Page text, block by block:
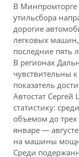
В Минпромторге
утильсбора
дорогие
легковых
последние пять
В регионах
чувствительны
показатель
Автостат
статистику:
объемом до
январе —
на машины
Среди